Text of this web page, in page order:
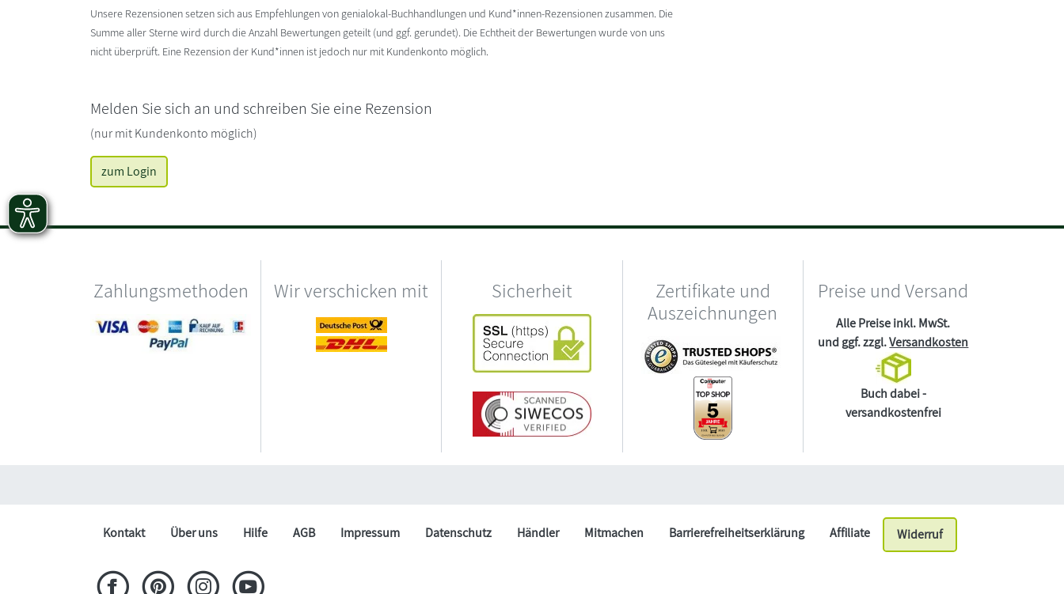
Unsere Rezensionen setzen sich aus Empfehlungen von genialokal-Buchhandlungen und Kund*innen-Rezensionen zusammen. Die
Summe aller Sterne wird durch die Anzahl Bewertungen geteilt (und ggf. gerundet). Die Echtheit der Bewertungen wurde von uns
nicht überprüft. Eine Rezension der Kund*innen ist jedoch nur mit Kundenkonto möglich.
Melden Sie sich an und schreiben Sie eine Rezension
(nur mit Kundenkonto möglich)
zum Login
Zahlungsmethoden Wir verschicken mit Sicherheit
Zertifikate und
Auszeichnungen
Preise und Versand
Alle Preise inkl. MwSt.
und ggf. zzgl.Versandkosten
Buch dabei -
versandkostenfrei
Kontakt Über uns Hilfe AGB Impressum Datenschutz Händler Mitmachen Barrierefreiheitserklärung Affiliate Widerruf